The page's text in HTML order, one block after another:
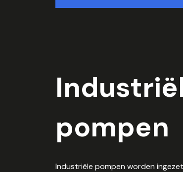
pompen
Industriële pompen worden